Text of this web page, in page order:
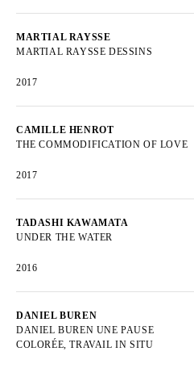
MARTIAL RAYSSE
MARTIAL RAYSSE DESSINS
2017
CAMILLE HENROT
THE COMMODIFICATION OF LOVE
2017
TADASHI KAWAMATA
UNDER THE WATER
2016
DANIEL BUREN
DANIEL BUREN UNE PAUSE
COLORÉE, TRAVAIL IN SITU